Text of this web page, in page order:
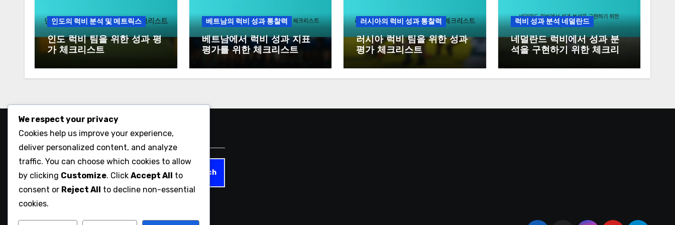
인도의 럭비 분석 및 메트릭스
인도 럭비 팀을 위한 성과 평
가 체크리스트
베트남의 럭비 성과 통찰력
베트남에서 럭비 성과 지표
평가를 위한 체크리스트
러시아의 럭비 성과 통찰력
러시아 럭비 팀을 위한 성과
평가 체크리스트
럭비 성과 분석 네덜란드
네덜란드 럭비에서 성과 분
석을 구현하기 위한 체크리
검색
Search
for:
We respect your privacy
Cookies help us improve your experience,
deliver personalized content, and analyze
traffic. You can choose which cookies to allow
by clicking Customize. Click Accept All
to
consent or Reject All
to decline non-essential
cookies.